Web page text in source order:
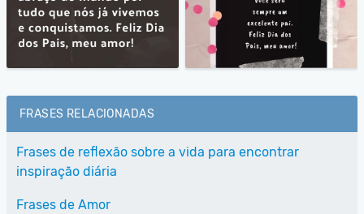
FRASES RELACIONADAS
Frases de reflexão sobre a vida para encontrar
inspiração diária
Frases de Amor